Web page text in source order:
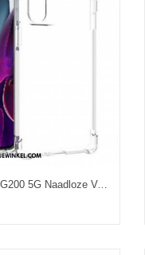
Hoesje voor Moto G200 5G Naadloze Versterkte Hoeken